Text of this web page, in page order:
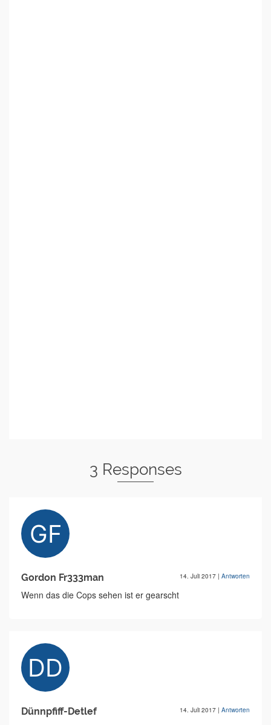
3 Responses
Gordon Fr333man 14. Juli 2017 | Antworten
Wenn das die Cops sehen ist er gearscht
Dünnpfiff-Detlef 14. Juli 2017 | Antworten